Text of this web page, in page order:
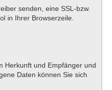
senden, eine SSL-bzw.
in Ihrer Browserzeile.
Herkunft und Empfänger und
Daten können Sie sich